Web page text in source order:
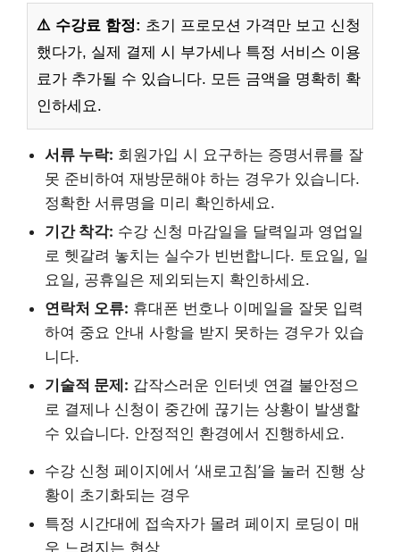
⚠️ 수강료 함정: 초기 프로모션 가격만 보고 신청
했다가, 실제 결제 시 부가세나 특정 서비스 이용
료가 추가될 수 있습니다. 모든 금액을 명확히 확
인하세요.
서류 누락: 회원가입 시 요구하는 증명서류를 잘
못 준비하여 재방문해야 하는 경우가 있습니다.
정확한 서류명을 미리 확인하세요.
기간 착각: 수강 신청 마감일을 달력일과 영업일
로 헷갈려 놓치는 실수가 빈번합니다. 토요일, 일
요일, 공휴일은 제외되는지 확인하세요.
연락처 오류: 휴대폰 번호나 이메일을 잘못 입력
하여 중요 안내 사항을 받지 못하는 경우가 있습
니다.
기술적 문제: 갑작스러운 인터넷 연결 불안정으
로 결제나 신청이 중간에 끊기는 상황이 발생할
수 있습니다. 안정적인 환경에서 진행하세요.
수강 신청 페이지에서 ‘새로고침’을 눌러 진행 상
황이 초기화되는 경우
특정 시간대에 접속자가 몰려 페이지 로딩이 매
우 느려지는 현상